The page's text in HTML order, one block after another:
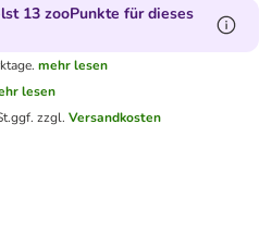
13 zooPunkte für dieses
mehr lesen
lesen
ggf. zzgl. Versandkosten